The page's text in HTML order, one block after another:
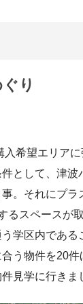
り
入希望エリア
として、津波
。それにプラ
るスペースが
学区内である
う物件を20件
見学に行きま